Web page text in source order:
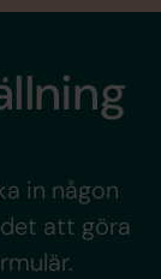
in någon
att göra